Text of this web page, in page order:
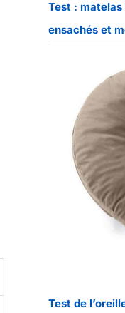
Test :
ensachés et
Test de